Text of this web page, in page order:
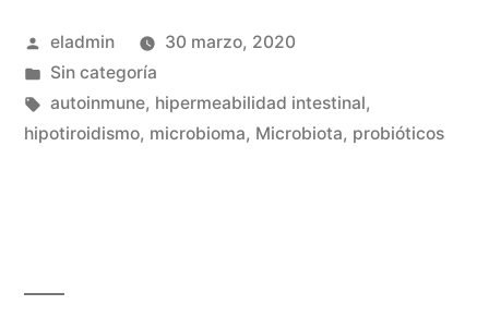
Publicado
por
eladmin
30 marzo, 2020
Publicado
en
Sin categoría
Etiquetas:
autoinmune, hipermeabilidad intestinal,
hipotiroidismo, microbioma, Microbiota, probióticos